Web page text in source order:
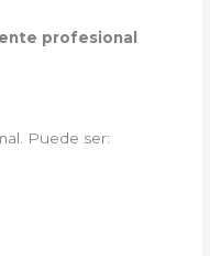
profesional
Puede ser: